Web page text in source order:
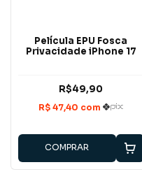
Película EPU Fosca
Privacidade iPhone 17
R$49,90
COMPRAR